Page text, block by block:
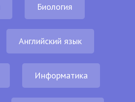
Биология
Английский язык
Информатика